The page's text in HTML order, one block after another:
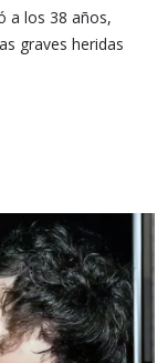
a los 38 años,
graves heridas